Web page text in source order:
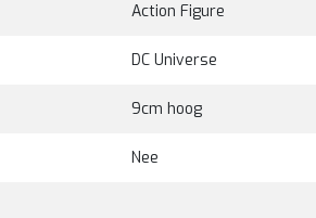
Action Figure
DC Universe
9cm hoog
Nee